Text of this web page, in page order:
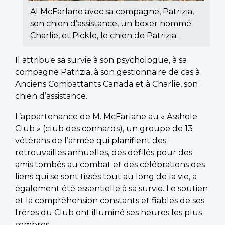
Al McFarlane avec sa compagne, Patrizia,
son chien d’assistance, un boxer nommé
Charlie, et Pickle, le chien de Patrizia.
Il attribue sa survie à son psychologue, à sa
compagne Patrizia, à son gestionnaire de cas à
Anciens Combattants Canada et à Charlie, son
chien d’assistance.
L’appartenance de M. McFarlane au « Asshole
Club » (club des connards), un groupe de 13
vétérans de l’armée qui planifient des
retrouvailles annuelles, des défilés pour des
amis tombés au combat et des célébrations des
liens qui se sont tissés tout au long de la vie, a
également été essentielle à sa survie. Le soutien
et la compréhension constants et fiables de ses
frères du Club ont illuminé ses heures les plus